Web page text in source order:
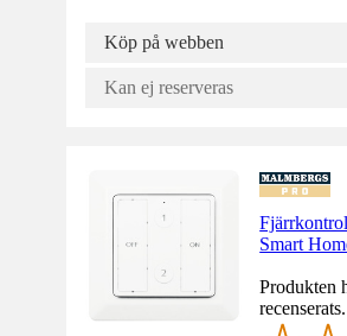
Köp på webben
Kan ej reserveras
Smart
Produkten
recenserats.